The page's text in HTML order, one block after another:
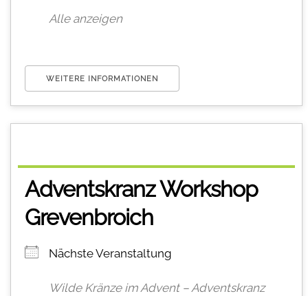
Alle anzeigen
WEITERE INFORMATIONEN
Adventskranz Workshop
Grevenbroich
Nächste Veranstaltung
Wilde Kränze im Advent – Adventskranz